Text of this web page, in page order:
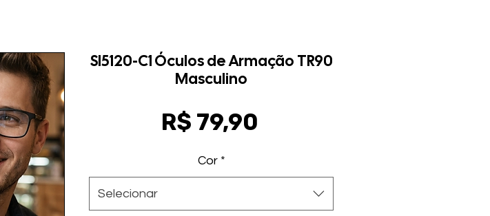
Sl5120-C1 Óculos de Armação TR90
Masculino
R$ 79,90
Cor *
Selecionar